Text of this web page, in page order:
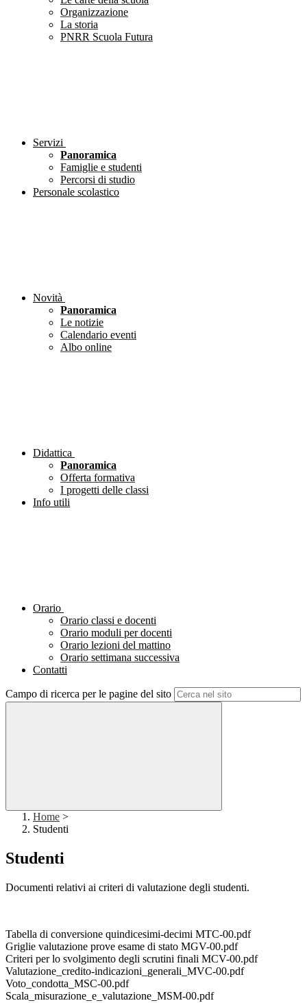
Organizzazione
La storia
PNRR Scuola Futura
Servizi
Panoramica
Famiglie e studenti
Percorsi di studio
Personale scolastico
Novità
Panoramica
Le notizie
Calendario eventi
Albo online
Didattica
Panoramica
Offerta formativa
I progetti delle classi
Info utili
Orario
Orario classi e docenti
Orario moduli per docenti
Orario lezioni del mattino
Orario settimana successiva
Contatti
Campo di ricerca per le pagine del sito
Home >
Studenti
Studenti
Documenti relativi ai criteri di valutazione degli studenti.
Tabella di conversione quindicesimi-decimi MTC-00.pdf
Griglie valutazione prove esame di stato MGV-00.pdf
Criteri per lo svolgimento degli scrutini finali MCV-00.pdf
Valutazione_credito-indicazioni_generali_MVC-00.pdf
Voto_condotta_MSC-00.pdf
Scala_misurazione_e_valutazione_MSM-00.pdf